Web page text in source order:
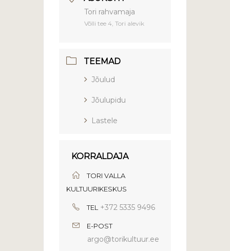
Tori rahvamaja
Võlli tee 4, Tori alevik
TEEMAD
Jõulud
Jõulupidu
Lastele
KORRALDAJA
TORI VALLA
KULTUURIKESKUS
TEL +372 5335 9496
E-POST
argo@torikultuur.ee